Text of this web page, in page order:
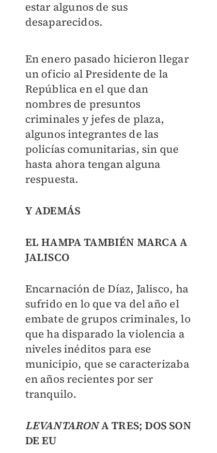
estar algunos de sus
desaparecidos.
En enero pasado hicieron llegar
un oficio al Presidente de la
República en el que dan
nombres de presuntos
criminales y jefes de plaza,
algunos integrantes de las
policías comunitarias, sin que
hasta ahora tengan alguna
respuesta.
Y ADEMÁS
EL HAMPA TAMBIÉN MARCA A
JALISCO
Encarnación de Díaz, Jalisco, ha
sufrido en lo que va del año el
embate de grupos criminales, lo
que ha disparado la violencia a
niveles inéditos para ese
municipio, que se caracterizaba
en años recientes por ser
tranquilo.
LEVANTARONA TRES; DOS SON
DE EU